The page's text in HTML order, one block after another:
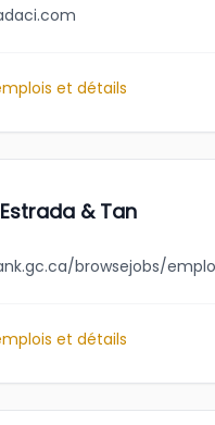
et détails
Estrada & Tan
et détails